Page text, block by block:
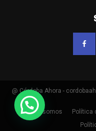
@ Córdoba Ahora -
Quienes somos Política